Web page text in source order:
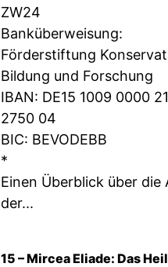
ZW24
Banküberweisung:
Förderstiftung
Bildung und Forschung
IBAN: DE15 1009 0000
2750 04
BIC: BEVODEBB
*
Einen Überblick über die
der...
15 – Mircea Eliade: Das